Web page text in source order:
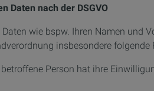
Daten nach der DSGVO
wie bspw. Ihren Namen und
insbesondere folgende
betroffene Person hat ihre